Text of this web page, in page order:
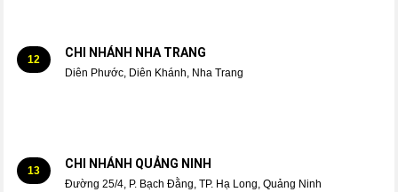
12 CHI NHÁNH NHA TRANG
Diên Phước, Diên Khánh, Nha Trang
13 CHI NHÁNH QUẢNG NINH
Đường 25/4, P. Bạch Đằng, TP. Hạ Long, Quảng Ninh